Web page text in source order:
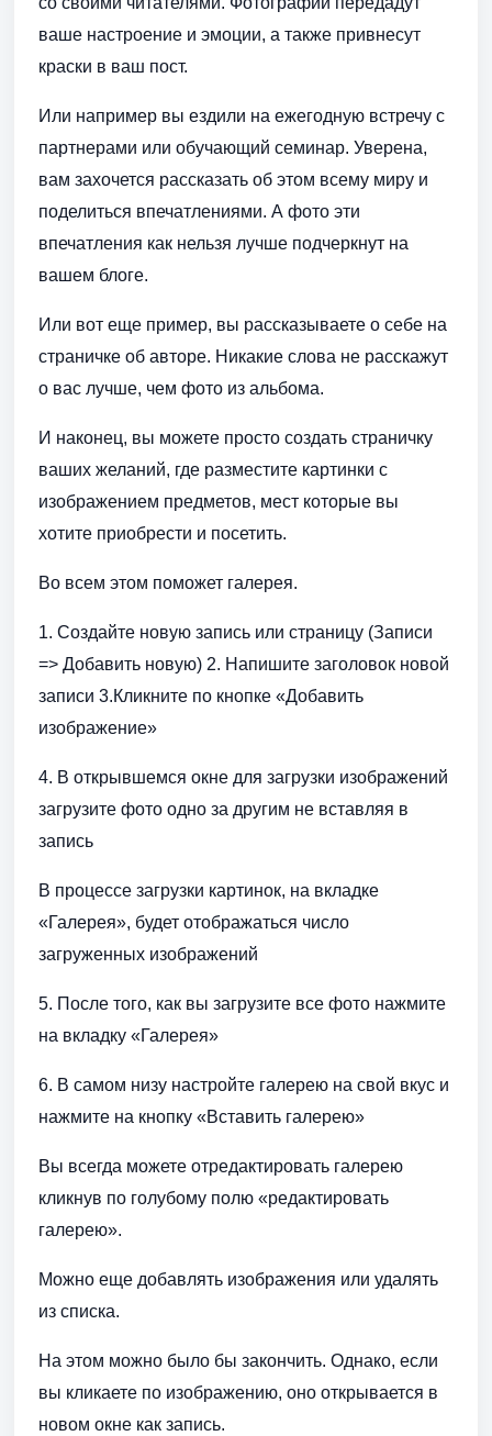
ваше настроение и эмоции, а также привнесут
краски в ваш пост.
Или например вы ездили на ежегодную встречу с
партнерами или обучающий семинар. Уверена,
вам захочется рассказать об этом всему миру и
поделиться впечатлениями. А фото эти
впечатления как нельзя лучше подчеркнут на
вашем блоге.
Или вот еще пример, вы рассказываете о себе на
страничке об авторе. Никакие слова не расскажут
о вас лучше, чем фото из альбома.
И наконец, вы можете просто создать страничку
ваших желаний, где разместите картинки с
изображением предметов, мест которые вы
хотите приобрести и посетить.
Во всем этом поможет галерея.
1. Создайте новую запись или страницу (Записи
=> Добавить новую) 2. Напишите заголовок новой
записи 3.Кликните по кнопке «Добавить
изображение»
4. В открывшемся окне для загрузки изображений
загрузите фото одно за другим не вставляя в
запись
В процессе загрузки картинок, на вкладке
«Галерея», будет отображаться число
загруженных изображений
5. После того, как вы загрузите все фото нажмите
на вкладку «Галерея»
6. В самом низу настройте галерею на свой вкус и
нажмите на кнопку «Вставить галерею»
Вы всегда можете отредактировать галерею
кликнув по голубому полю «редактировать
галерею».
Можно еще добавлять изображения или удалять
из списка.
На этом можно было бы закончить. Однако, если
вы кликаете по изображению, оно открывается в
новом окне как запись.